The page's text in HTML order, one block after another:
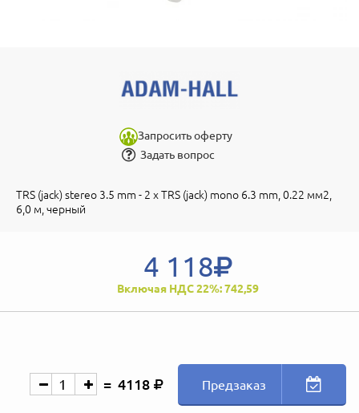
Запросить оферту
Задать вопрос
TRS (jack) stereo 3.5 mm - 2 х TRS (jack) mono 6.3 mm, 0.22 мм2,
6,0 м, черный
4 118
Включая НДС 22%: 742,59
4118 Предзаказ